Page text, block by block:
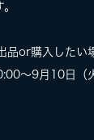
品or購入したい
〜9月10日（